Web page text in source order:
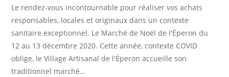
Le rendez-vous incontournable pour réaliser vos achats
responsables, locales et originaux dans un contexte
sanitaire exceptionnel. Le Marché de Noël de l'Éperon du
12 au 13 décembre 2020. Cette année, contexte COVID
oblige, le Village Artisanal de l'Éperon accueille son
traditionnel marché…